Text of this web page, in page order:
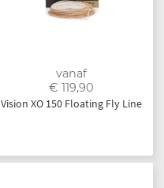
vanaf
€ 119,90
Vision XO 150 Floating Fly Line